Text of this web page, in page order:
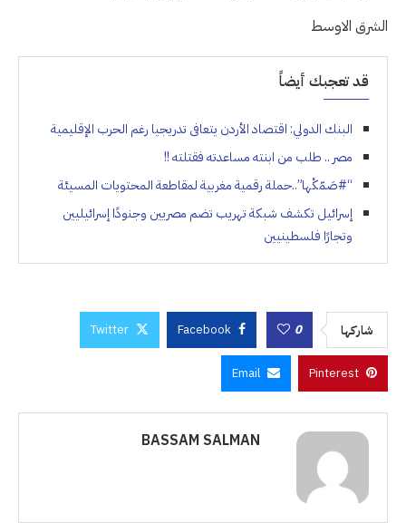
الشرق الاوسط
قد تعجبك أيضاً
البنك الدولي: اقتصاد الأردن يتعافى تدريجيا رغم الحرب الإقليمية
مصر .. طلب من ابنته مساعدته فقتلته !!
“#صَمّكْها”..حملة رقمية مغربية لمقاطعة المحتويات المسيئة
إسرائيل تكشف شبكة تهريب تضم مصريين وجنودًا إسرائيليين
وتجارًا فلسطينيين
شاركها 0
Facebook
Twitter
Pinterest
Email
BASSAM SALMAN